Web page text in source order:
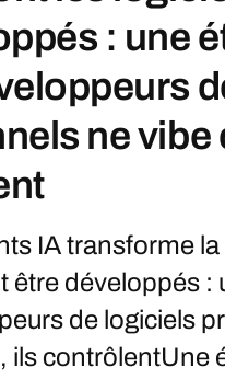
: une
ne vibe
IA transforme
être développés :
de logiciels
ils contrôlentUne